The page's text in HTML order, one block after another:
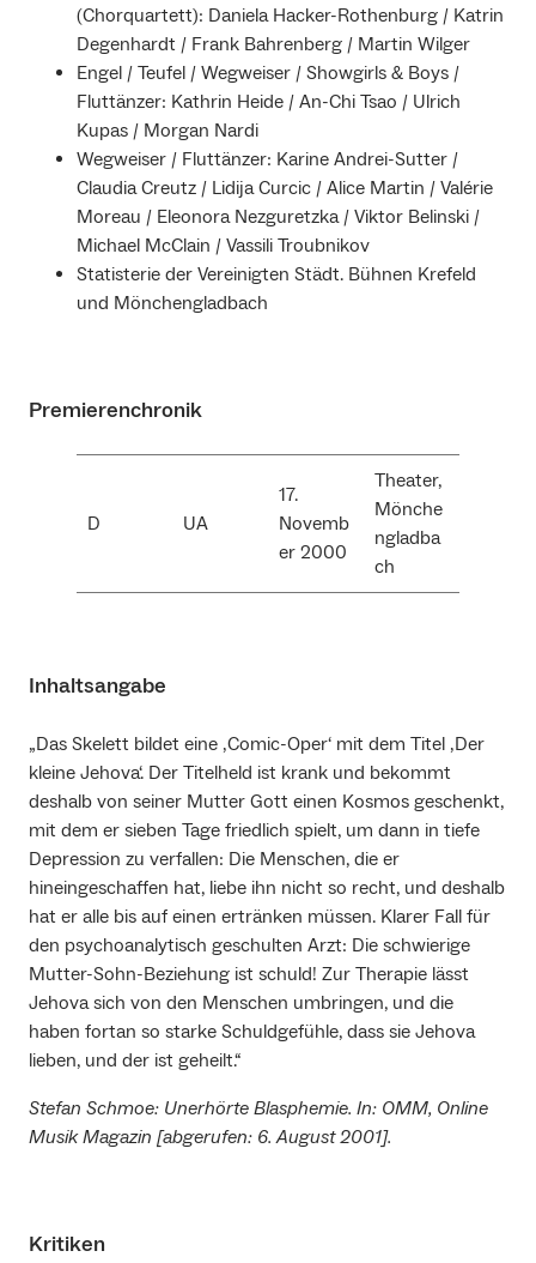
(Chorquartett): Daniela Hacker-Rothenburg / Katrin
Degenhardt / Frank Bahrenberg / Martin Wilger
Engel / Teufel / Wegweiser / Showgirls & Boys /
Fluttänzer: Kathrin Heide / An-Chi Tsao / Ulrich
Kupas / Morgan Nardi
Wegweiser / Fluttänzer: Karine Andrei-Sutter /
Claudia Creutz / Lidija Curcic / Alice Martin / Valérie
Moreau / Eleonora Nezguretzka / Viktor Belinski /
Michael McClain / Vassili Troubnikov
Statisterie der Vereinigten Städt. Bühnen Krefeld
und Mönchengladbach
Premierenchronik
D UA
17.
Novemb
er 2000
Theater,
Mönche
ngladba
ch
Inhaltsangabe
„Das Skelett bildet eine ‚Comic-Oper‘ mit dem Titel ‚Der
kleine Jehova‘. Der Titelheld ist krank und bekommt
deshalb von seiner Mutter Gott einen Kosmos geschenkt,
mit dem er sieben Tage friedlich spielt, um dann in tiefe
Depression zu verfallen: Die Menschen, die er
hineingeschaffen hat, liebe ihn nicht so recht, und deshalb
hat er alle bis auf einen ertränken müssen. Klarer Fall für
den psychoanalytisch geschulten Arzt: Die schwierige
Mutter-Sohn-Beziehung ist schuld! Zur Therapie lässt
Jehova sich von den Menschen umbringen, und die
haben fortan so starke Schuldgefühle, dass sie Jehova
lieben, und der ist geheilt.“
Stefan Schmoe: Unerhörte Blasphemie. In: OMM, Online
Musik Magazin [abgerufen: 6. August 2001].
Kritiken